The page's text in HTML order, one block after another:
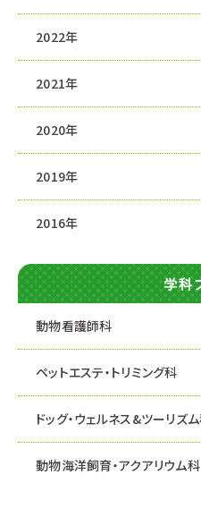
2022年
2021年
2020年
2019年
2016年
学科
動物看護師科
ペットエステ・トリミング科
ドッグ・ウェルネス&ツーリズ
動物海洋飼育・アクアリウム科